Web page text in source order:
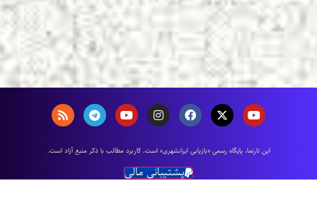
ایران به مثابه‌ی امر مقدس
ایران به مثابه‌ی امر مقدس؛ ایران، به مثابه‌ی گلستان:
اين تارنما، پایگاه رسمی «بازیابی ایرانشهری» است. كاربرد مطالب با ذكر منبع آزاد است.
پشتیبانی مالی